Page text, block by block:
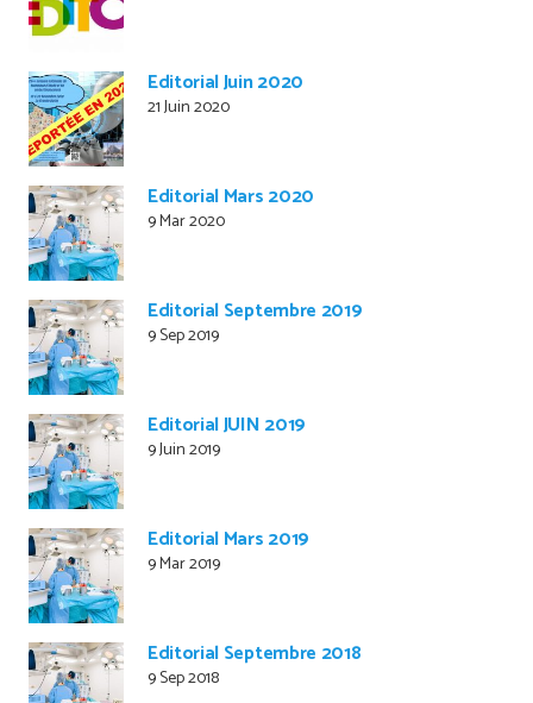
Editorial Juin 2020
21 Juin 2020
Editorial Mars 2020
9 Mar 2020
Editorial Septembre 2019
9 Sep 2019
Editorial JUIN 2019
9 Juin 2019
Editorial Mars 2019
9 Mar 2019
Editorial Septembre 2018
9 Sep 2018